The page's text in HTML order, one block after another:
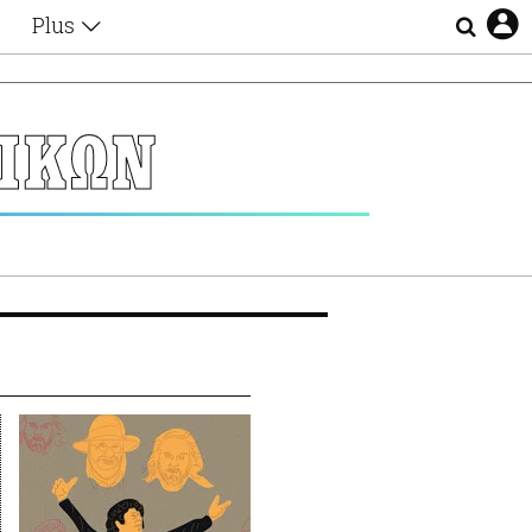
Plus
Αφιερώματα
Ζώδια
Lgbtqi+